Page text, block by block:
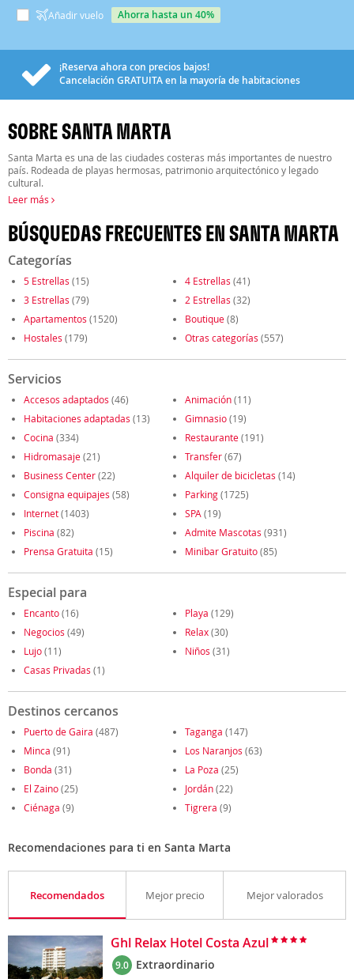
Añadir vuelo ahorra hasta un 40%
¡Reserva ahora con precios bajos!
Cancelación GRATUITAen la mayoría de habitaciones
SOBRE SANTA MARTA
Santa Marta es una de las ciudades costeras más importantes de nuestro
país. Rodeada de playas hermosas, patrimonio arquitectónico y legado
cultural.
Leer más
BÚSQUEDAS FRECUENTES EN SANTA MARTA
Categorías
5 Estrellas (15) 4 Estrellas (41)
3 Estrellas (79) 2 Estrellas (32)
Apartamentos (1520) Boutique(8)
Hostales (179) Otras categorías (557)
Servicios
Accesos adaptados (46) Animación(11)
Habitaciones adaptadas (13) Gimnasio(19)
Cocina (334) Restaurante(191)
Hidromasaje(21) Transfer(67)
Business Center(22) Alquiler de bicicletas (14)
Consigna equipajes (58) Parking(1725)
Internet(1403) SPA (19)
Piscina (82) Admite Mascotas (931)
Prensa Gratuita (15) Minibar Gratuito(85)
Especial para
Encanto(16) Playa (129)
Negocios (49) Relax(30)
Lujo(11) Niños (31)
Casas Privadas (1)
Destinos cercanos
Puerto de Gaira (487) Taganga (147)
Minca (91) Los Naranjos (63)
Bonda (31) La Poza (25)
El Zaino(25) Jordán(22)
Ciénaga (9) Tigrera (9)
Recomendaciones para ti en Santa Marta
Recomendados Mejor precio Mejor valorados
Ghl Relax Hotel Costa Azul
9.0 Extraordinario